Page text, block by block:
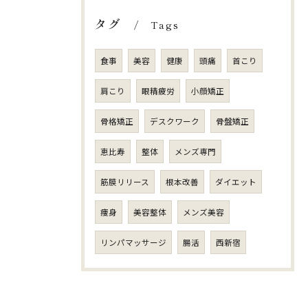
タグ Tags
食事 美容 健康 頭痛 首こり
肩こり 眼精疲労 小顔矯正
骨格矯正 デスクワーク 骨盤矯正
恵比寿 整体 メンズ専門
筋膜リリース 根本改善 ダイエット
痩身 美容整体 メンズ美容
リンパマッサージ 腸活 西新宿